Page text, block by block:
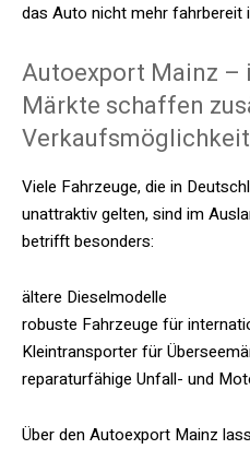
das Auto nicht mehr fahrbereit
Autoexport Mainz –
Märkte schaffen
Viele Fahrzeuge, die in
unattraktiv gelten, sind im
betrifft besonders:
ältere Dieselmodelle
robuste Fahrzeuge für
Kleintransporter für
reparaturfähige Unfall- und
Über den Autoexport Mainz